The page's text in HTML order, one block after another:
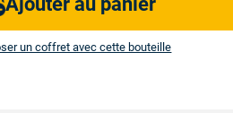
un coffret avec cette bouteille